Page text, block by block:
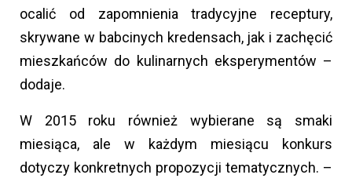
ocalić od zapomnienia tradycyjne receptury,
skrywane w babcinych kredensach, jak i zachęcić
mieszkańców do kulinarnych eksperymentów –
dodaje.
W 2015 roku również wybierane są smaki
miesiąca, ale w każdym miesiącu konkurs
dotyczy konkretnych propozycji tematycznych. –